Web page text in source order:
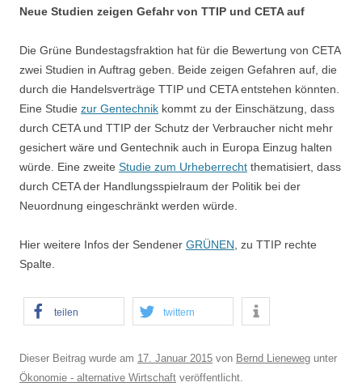
Neue Studien zeigen Gefahr von TTIP und CETA auf
Die Grüne Bundestagsfraktion hat für die Bewertung von CETA
zwei Studien in Auftrag geben. Beide zeigen Gefahren auf, die
durch die Handelsverträge TTIP und CETA entstehen könnten.
Eine Studie zur Gentechnik kommt zu der Einschätzung, dass
durch CETA und TTIP der Schutz der Verbraucher nicht mehr
gesichert wäre und Gentechnik auch in Europa Einzug halten
würde. Eine zweite Studie zum Urheberrecht thematisiert, dass
durch CETA der Handlungsspielraum der Politik bei der
Neuordnung eingeschränkt werden würde.
Hier weitere Infos der Sendener GRÜNEN , zu TTIP rechte
Spalte.
teilen twittern
Dieser Beitrag wurde am 17. Januar 2015 von Bernd Lieneweg unter
Ökonomie - alternative Wirtschaft veröffentlicht.